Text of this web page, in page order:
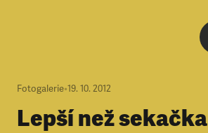
Fotogalerie•19. 10. 2012
Lepší než sekačka